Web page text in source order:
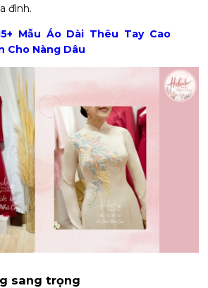
đình.
Mẫu Áo Dài Thêu Tay Cao
Cho Nàng Dâu
sang trọng